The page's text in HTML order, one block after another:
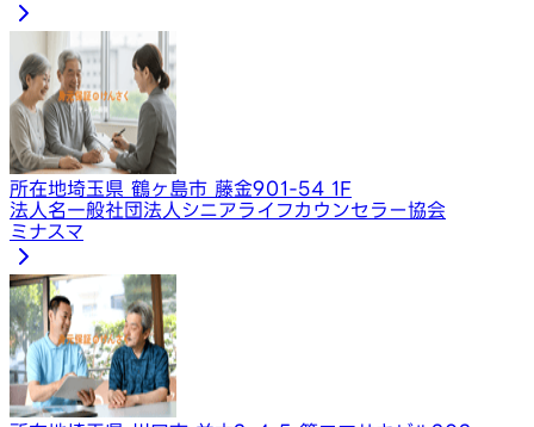
所在地埼玉県 鶴ヶ島市 藤金901-54 1F
法人名一般社団法人シニアライフカウンセラー協会
ミナスマ